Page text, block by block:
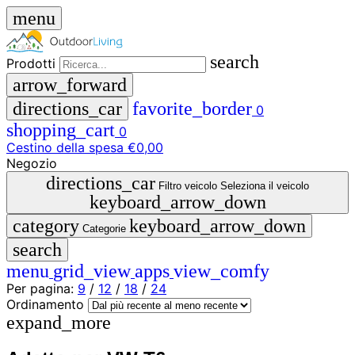
menu
Prodotti
search
arrow_forward
directions_car favorite_border 0
shopping_cart 0
Cestino della spesa €0,00
close
menu
Menu
storefront
Negozio
🇩🇪
DE
🇮🇹
IT
Prodotti
Negozio
directions_car Filtro veicolo Seleziona il veicolo
keyboard_arrow_down
category Categorie keyboard_arrow_down
search
menu grid_viewappsview_comfy
Per pagina: 9 / 12 / 18 / 24
Ordinamento
expand_more